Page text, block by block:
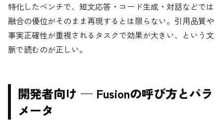
特化したベンチで、短文応答・コード生成・対話などでは
融合の優位がそのまま再現するとは限らない。引用品質や
事実正確性が重視されるタスクで効果が大きい、という文
脈で読むのが正しい。
開発者向け — Fusionの呼び方とパラ
メータ